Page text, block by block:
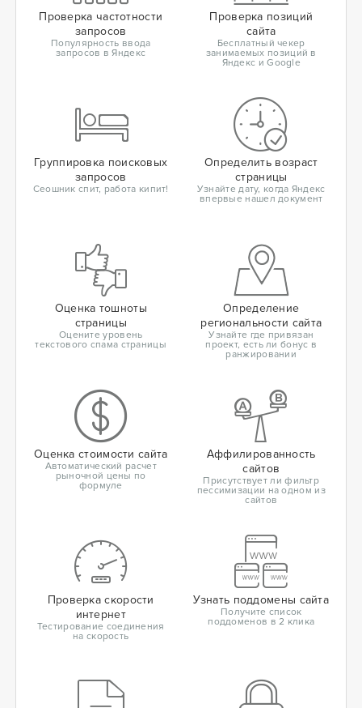
Проверка частотности
запросов
Популярность ввода
запросов в Яндекс
Проверка позиций
сайта
Бесплатный чекер
занимаемых позиций в
Яндекс и Google
Группировка поисковых
запросов
Сеошник спит, работа кипит!
Определить возраст
страницы
Узнайте дату, когда Яндекс
впервые нашел документ
Оценка тошноты
страницы
Оцените уровень
текстового спама страницы
Определение
региональности сайта
Узнайте где привязан
проект, есть ли бонус в
ранжировании
Оценка стоимости сайта
Автоматический расчет
рыночной цены по
формуле
Аффилированность
сайтов
Присутствует ли фильтр
пессимизации на одном из
сайтов
Проверка скорости
интернет
Тестирование соединения
на скорость
Узнать поддомены сайта
Получите список
поддоменов в 2 клика